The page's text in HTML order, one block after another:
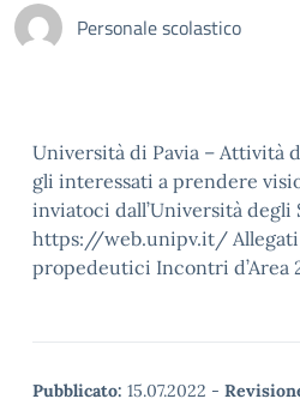
Personale scolastico
Università di Pavia – Attività
gli interessati a prendere
inviatoci dall’Università degli
https://web.unipv.it/ Allegati
propedeutici Incontri d’Area
Pubblicato: 15.07.2022 -